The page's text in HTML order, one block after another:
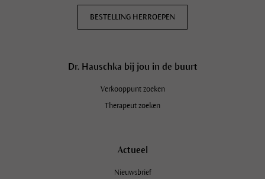
BESTELLING HERROEPEN
Dr. Hauschka bij jou in de buurt
Verkooppunt zoeken
Therapeut zoeken
Actueel
Nieuwsbrief
Schrijf je in op de Dr. Hauschka
Nieuwsbrief en ontvang 10%